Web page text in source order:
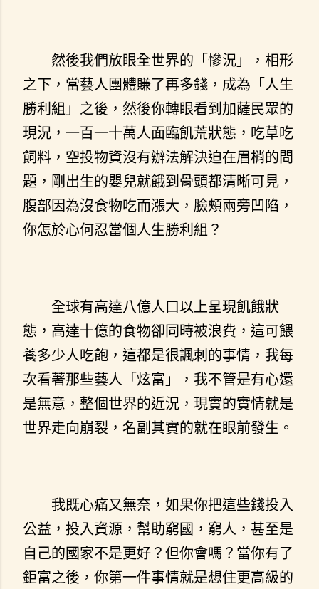
然後我們放眼全世界的「慘況」，相形
之下，當藝人團體賺了再多錢，成為「人生
勝利組」之後，然後你轉眼看到加薩民眾的
現況，一百一十萬人面臨飢荒狀態，吃草吃
飼料，空投物資沒有辦法解決迫在眉梢的問
題，剛出生的嬰兒就餓到骨頭都清晰可見，
腹部因為沒食物吃而漲大，臉頰兩旁凹陷，
你怎於心何忍當個人生勝利組？
全球有高達八億人口以上呈現飢餓狀
態，高達十億的食物卻同時被浪費，這可餵
養多少人吃飽，這都是很諷刺的事情，我每
次看著那些藝人「炫富」，我不管是有心還
是無意，整個世界的近況，現實的實情就是
世界走向崩裂，名副其實的就在眼前發生。
我既心痛又無奈，如果你把這些錢投入
公益，投入資源，幫助窮國，窮人，甚至是
自己的國家不是更好？但你會嗎？當你有了
鉅富之後，你第一件事情就是想住更高級的